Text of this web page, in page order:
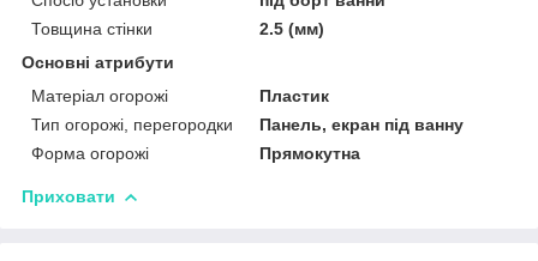
Товщина стінки
2.5 (мм)
Основні атрибути
Матеріал огорожі
Пластик
Тип огорожі, перегородки
Панель, екран під ванну
Форма огорожі
Прямокутна
Приховати